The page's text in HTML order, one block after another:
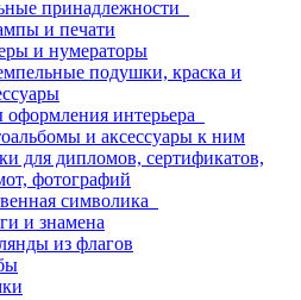
принадлежности
и печати
и нумераторы
подушки, краска и
интерьера
и аксессуары к ним
для дипломов, сертификатов,
фотографий
символика
и знамена
из флагов